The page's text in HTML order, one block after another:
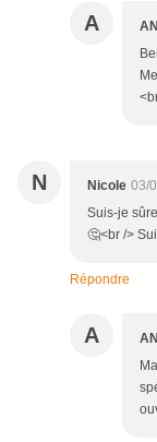
A
N Nicole 03/
Suis-je
🤔<br />
Répondre
A